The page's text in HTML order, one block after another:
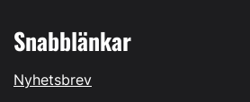
Snabblänkar
Nyhetsbrev